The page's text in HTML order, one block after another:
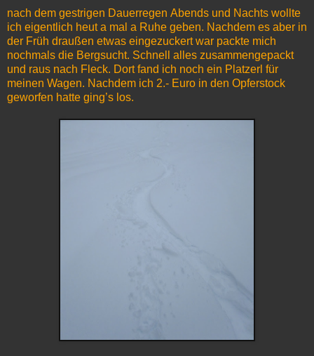
nach dem gestrigen Dauerregen Abends und Nachts wollte
ich eigentlich heut a mal a Ruhe geben. Nachdem es aber in
der Früh draußen etwas eingezuckert war packte mich
nochmals die Bergsucht. Schnell alles zusammengepackt
und raus nach Fleck. Dort fand ich noch ein Platzerl für
meinen Wagen. Nachdem ich 2.- Euro in den Opferstock
geworfen hatte ging’s los.